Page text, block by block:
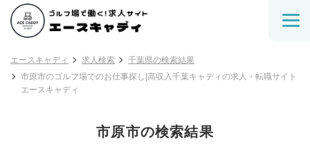
エースキャディ 求人検索
千葉県の検索結果
市原市のゴルフ場でのお仕事探し|高収入千葉キャディの求人・転職サイト
エースキャディ
市原市の検索結果